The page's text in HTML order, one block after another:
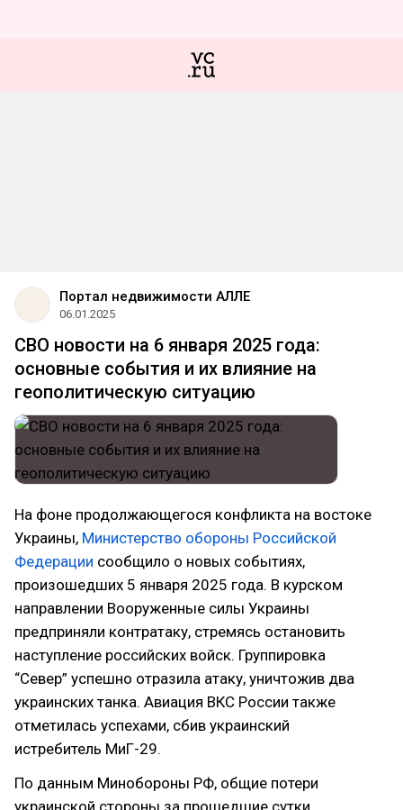
Портал недвижимости АЛЛЕ
06.01.2025
СВО новости на 6 января 2025 года:
основные события и их влияние на
геополитическую ситуацию
На фоне продолжающегося конфликта на востоке
Украины, Министерство обороны Российской
Федерации сообщило о новых событиях,
произошедших 5 января 2025 года. В курском
направлении Вооруженные силы Украины
предприняли контратаку, стремясь остановить
наступление российских войск. Группировка
“Север” успешно отразила атаку, уничтожив два
украинских танка. Авиация ВКС России также
отметилась успехами, сбив украинский
истребитель МиГ-29.
По данным Минобороны РФ, общие потери
украинской стороны за прошедшие сутки